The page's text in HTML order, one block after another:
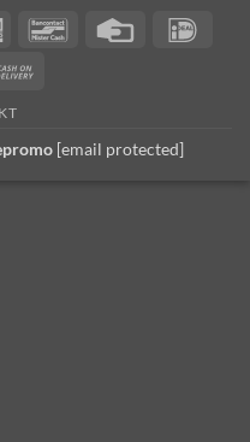
American
BancontactKreditkarte
[email protected]